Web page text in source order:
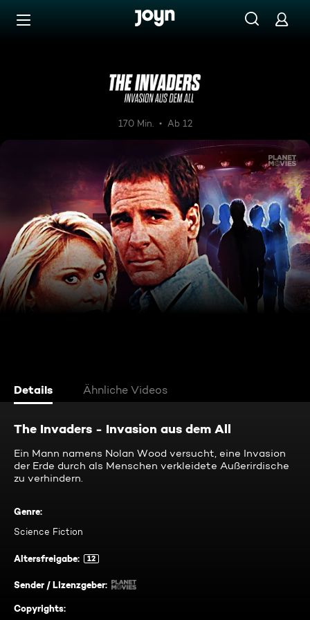
Zum Inhalt springen
The Invaders - Invasion aus
170 Min. Ab 12
Details Ähnliche Videos
The Invaders - Invasion aus dem All
Ein Mann namens Nolan Wood versucht, eine Invasion
der Erde durch als Menschen verkleidete Außerirdische
zu verhindern.
Genre:
Science Fiction
Altersfreigabe: 12
Sender / Lizenzgeber:
Copyrights: